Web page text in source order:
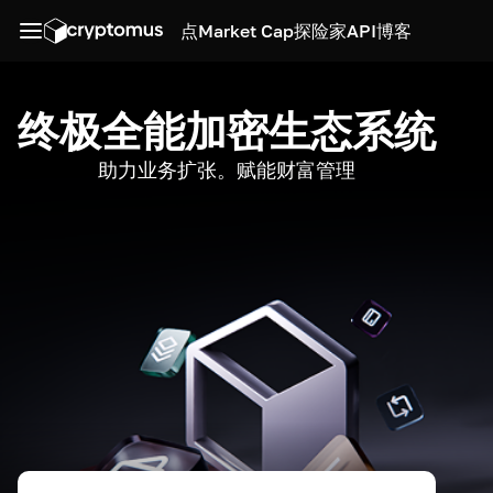
点Market Cap探险家API博客
终极全能加密生态系统
助力业务扩张。赋能财富管理